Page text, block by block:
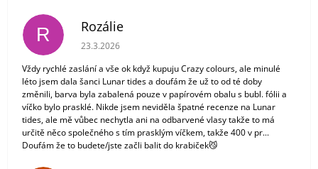
R Rozálie
Hodnocení obchodu je 3 z 5 hvězdiček.
23.3.2026
Vždy rychlé zaslání a vše ok když kupuju Crazy colours, ale minulé
léto jsem dala šanci Lunar tides a doufám že už to od té doby
změnili, barva byla zabalená pouze v papírovém obalu s bubl. fólii a
víčko bylo prasklé. Nikde jsem neviděla špatné recenze na Lunar
tides, ale mě vůbec nechytla ani na odbarvené vlasy takže to má
určitě něco společného s tím prasklým víčkem, takže 400 v pr...
Doufám že to budete/jste začli balit do krabiček😼